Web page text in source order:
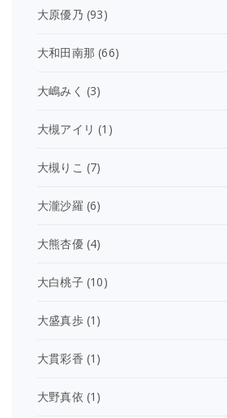
大原優乃 (93)
大和田南那 (66)
大嶋みく (3)
大槻アイリ (1)
大槻りこ (7)
大瀧沙羅 (6)
大熊杏優(4)
大白桃子(10)
大盛真歩(1)
大貫彩香 (1)
大野真依 (1)